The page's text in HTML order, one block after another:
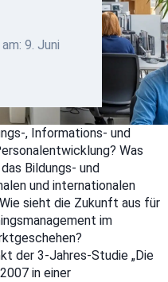
9. Juni
, Informations- und
Was
Bildungs- und
und internationalen
sieht die Zukunft aus für
im
der 3-Jahres-Studie „Die
in einer